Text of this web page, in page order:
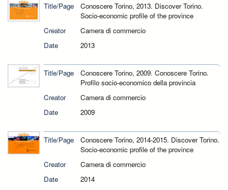
Title/Page
Conoscere Torino, 2013. Discover Torino.
Socio-economic profile of the province
Creator
Camera di commercio
Date
2013
Title/Page
Conoscere Torino, 2009. Conoscere Torino.
Profilo socio-economico della provincia
Creator
Camera di commercio
Date
2009
Title/Page
Conoscere Torino, 2014-2015. Discover Torino.
Socio-economic profile of the province
Creator
Camera di commercio
Date
2014